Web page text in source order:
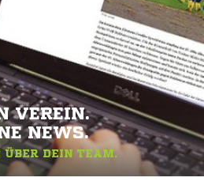
VEREIN.
NEWS.
ÜBER DEIN TEAM.